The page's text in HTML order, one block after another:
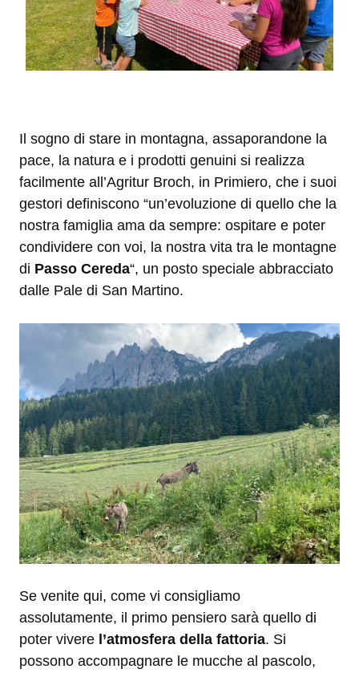
Il sogno di stare in montagna, assaporandone la
pace, la natura e i prodotti genuini si realizza
facilmente all’Agritur Broch, in Primiero, che i suoi
gestori definiscono “un’evoluzione di quello che la
nostra famiglia ama da sempre: ospitare e poter
condividere con voi, la nostra vita tra le montagne
di Passo Cereda“, un posto speciale abbracciato
dalle Pale di San Martino.
Se venite qui, come vi consigliamo
assolutamente, il primo pensiero sarà quello di
poter vivere l’atmosfera della fattoria. Si
possono accompagnare le mucche al pascolo,